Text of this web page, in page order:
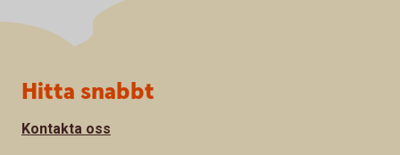
Sidfot
Hitta snabbt
Kontakta oss